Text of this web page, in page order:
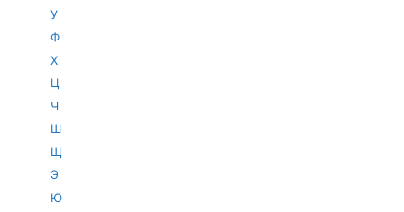
У
Ф
Х
Ц
Ч
Ш
Щ
Э
Ю